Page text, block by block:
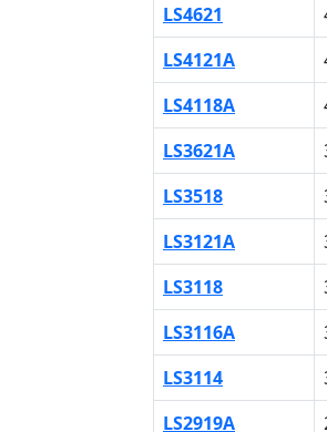
LS4621
LS4121A
LS4118A
LS3621A
LS3518
LS3121A
LS3118
LS3116A
LS3114
LS2919A